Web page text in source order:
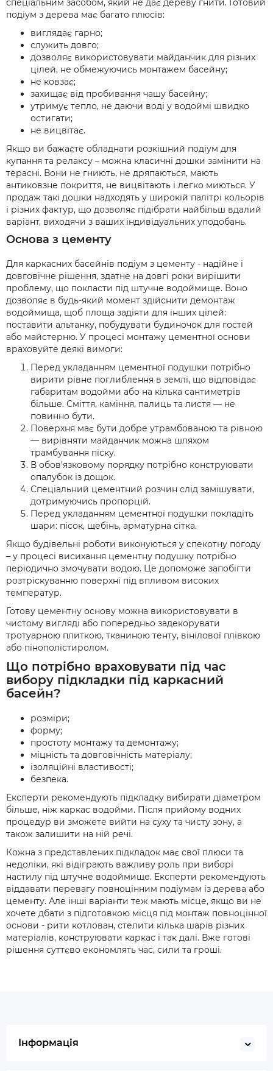
спеціальним засобом, який не дає дереву гнити. Готовий
подіум з дерева має багато плюсів:
виглядає гарно;
служить довго;
дозволяє використовувати майданчик для різних
цілей, не обмежуючись монтажем басейну;
не ковзає;
захищає від пробивання чашу басейну;
утримує тепло, не даючи воді у водоймі швидко
остигати;
не вицвітає.
Якщо ви бажаєте обладнати розкішний подіум для
купання та релаксу – можна класичні дошки замінити на
терасні. Вони не гниють, не дряпаються, мають
антиковзне покриття, не вицвітають і легко миються. У
продаж такі дошки надходять у широкій палітрі кольорів
і різних фактур, що дозволяє підібрати найбільш вдалий
варіант, виходячи з ваших індивідуальних уподобань.
Основа з цементу
Для каркасних басейнів подіум з цементу - надійне і
довговічне рішення, здатне на довгі роки вирішити
проблему, що покласти під штучне водоймище. Воно
дозволяє в будь-який момент здійснити демонтаж
водоймища, щоб площа задіяти для інших цілей:
поставити альтанку, побудувати будиночок для гостей
або майстерню. У процесі монтажу цементної основи
враховуйте деякі вимоги:
Перед укладанням цементної подушки потрібно
вирити рівне поглиблення в землі, що відповідає
габаритам водойми або на кілька сантиметрів
більше. Сміття, каміння, палиць та листя — не
повинно бути.
Поверхня має бути добре утрамбованою та рівною
— вирівняти майданчик можна шляхом
трамбування піску.
В обов'язковому порядку потрібно конструювати
опалубок із дощок.
Спеціальний цементний розчин слід замішувати,
дотримуючись пропорцій.
Перед укладанням цементної подушки покладіть
шари: пісок, щебінь, арматурна сітка.
Якщо будівельні роботи виконуються у спекотну погоду
– у процесі висихання цементну подушку потрібно
періодично змочувати водою. Це допоможе запобігти
розтріскуванню поверхні під впливом високих
температур.
Готову цементну основу можна використовувати в
чистому вигляді або попередньо задекорувати
тротуарною плиткою, тканиною тенту, вінілової плівкою
або пінополістиролом.
Що потрібно враховувати під час
вибору підкладки під каркасний
басейн?
розміри;
форму;
простоту монтажу та демонтажу;
міцність та довговічність матеріалу;
ізоляційні властивості;
безпека.
Експерти рекомендують підкладку вибирати діаметром
більше, ніж каркас водойми. Після прийому водних
процедур ви зможете вийти на суху та чисту зону, а
також залишити на ній речі.
Кожна з представлених підкладок має свої плюси та
недоліки, які відіграють важливу роль при виборі
настилу під штучне водоймище. Експерти рекомендують
віддавати перевагу повноцінним подіумам із дерева або
цементу. Але інші варіанти теж мають місце, якщо ви не
хочете дбати з підготовкою місця під монтаж повноцінної
основи - рити котлован, стелити кілька шарів різних
матеріалів, конструювати каркас і так далі. Вже готові
рішення суттєво економлять час, сили та гроші.
Інформація